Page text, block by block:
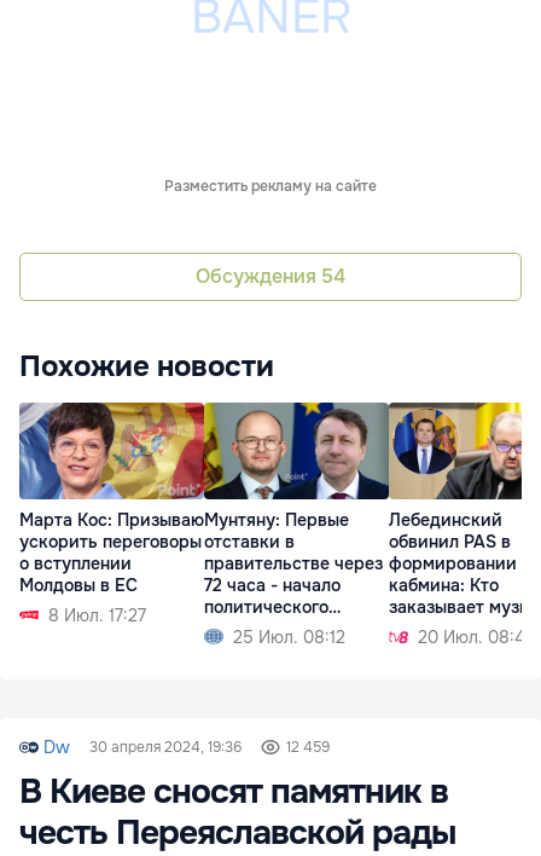
Разместить рекламу на сайте
Обсуждения 54
Похожие новости
Марта Кос: Призываю
ускорить переговоры
о вступлении
Молдовы в ЕС
8 Июл. 17:27
Мунтяну: Первые
отставки в
правительстве через
72 часа - начало
политического
кризиса
25 Июл. 08:12
Лебединский
обвинил PAS в
формировании
кабмина: Кто
заказывает
тот и танцует
20 Июл. 08:42
Dw 30 апреля 2024, 19:36 12 459
В Киеве сносят памятник в
честь Переяславской рады